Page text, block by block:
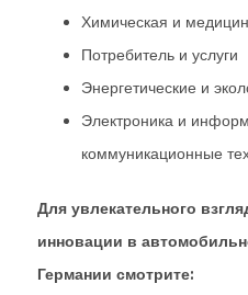
Химическая и
Потребитель и услуги
Энергетические и
Электроника и
коммуникационные
Для увлекательного
инновации в
Германии смотрите: